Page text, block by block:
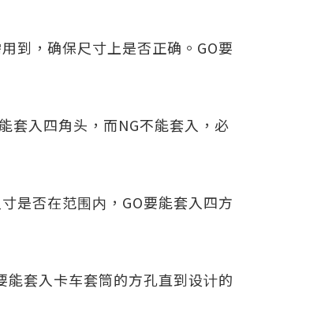
到，确保尺寸上是否正确。GO要
套入四角头，而NG不能套入，必
是否在范围内，GO要能套入四方
套入卡车套筒的方孔直到设计的